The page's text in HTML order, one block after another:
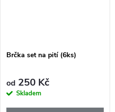
Brčka set na pití (6ks)
od 250 Kč
Skladem